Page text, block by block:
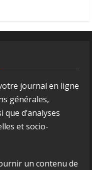
journal en ligne
générales,
d’analyses
et socio-
un contenu de